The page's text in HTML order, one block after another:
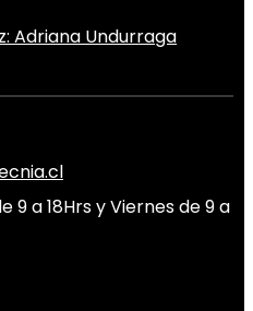
Adriana Undurraga
9 a 18Hrs y Viernes de 9 a